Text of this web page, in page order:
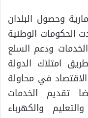
وحصول البلدان
الحكومات الوطنية
ودعم السلع
امتلاك الدولة
في محاولة
تقديم الخدمات
والكهرباء